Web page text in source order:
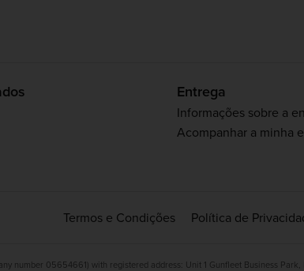
Entrega
Informações sobre a
Acompanhar a minha
Termos e Condições Política de
number 05654661) with registered address: Unit 1 Gunfleet Business